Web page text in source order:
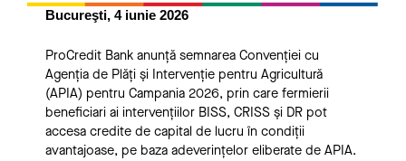
Bucureşti, 4 iunie 2026
ProCredit Bank anunță semnarea Convenției cu
Agenția de Plăți și Intervenție pentru Agricultură
(APIA) pentru Campania 2026, prin care fermierii
beneficiari ai intervențiilor BISS, CRISS și DR pot
accesa credite de capital de lucru în condiții
avantajoase, pe baza adeverințelor eliberate de APIA.